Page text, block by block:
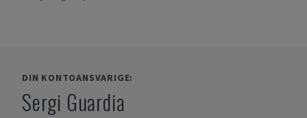
DIN KONTOANSVARIGE:
Sergi Guardia